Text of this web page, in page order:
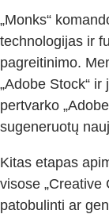
„Monks“
technologijas ir
pagreitinimo.
„Adobe Stock“
pertvarko
sugeneruotų
Kitas etapas
visose „Creative
patobulinti ar